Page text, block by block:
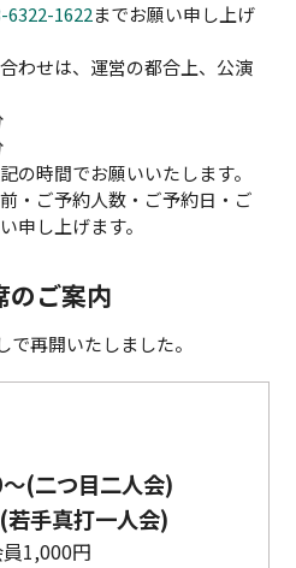
6322-1622までお願い申し上げ
わせは、運営の都合上、公演
の時間でお願いいたします。
・ご予約人数・ご予約日・ご
申し上げます。
のご案内
再開いたしました。
(二つ目二人会)
手真打一人会)
1,000円